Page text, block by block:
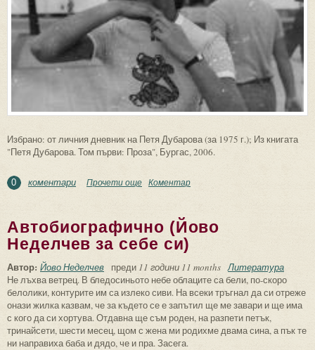
Избрано: от личния дневник на Петя Дубарова (за 1975 г.); Из книгата
"Петя Дубарова. Том първи: Проза", Бургас, 2006.
0 коментари Прочети още about Из "Дневник" (1975 г.)
Коментар
Автобиографично (Йово
Неделчев за себе си)
Автор: Йово Неделчев преди 11 години 11 months Литература
Не лъхва ветрец. В бледосиньото небе облаците са бели, по-скоро
белолики, контурите им са излеко сиви. На всеки тръгнал да си отреже
онази жилка казвам, че за където се е запътил ще ме завари и ще има
с кого да си хортува. Отдавна ще съм роден, на разпети петък,
тринайсети, шести месец, щом с жена ми родихме двама сина, а пък те
ни направиха баба и дядо, че и пра. Засега.